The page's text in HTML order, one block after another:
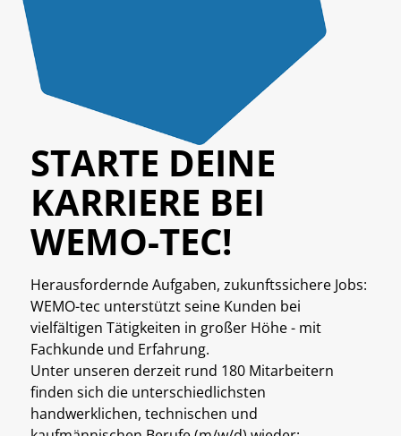
STARTE DEINE
KARRIERE BEI
WEMO-TEC!
Herausfordernde Aufgaben, zukunftssichere Jobs:
WEMO-tec unterstützt seine Kunden bei
vielfältigen Tätigkeiten in großer Höhe - mit
Fachkunde und Erfahrung.
Unter unseren derzeit rund 180 Mitarbeitern
finden sich die unterschiedlichsten
handwerklichen, technischen und